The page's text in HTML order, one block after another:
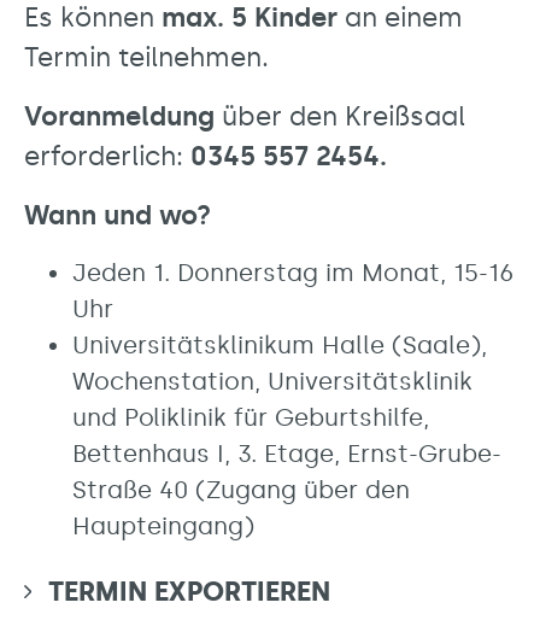
Es können max. 5 Kinder an einem
Termin teilnehmen.
Voranmeldung über den Kreißsaal
erforderlich: 0345 557 2454.
Wann und wo?
Jeden 1. Donnerstag im Monat, 15-16
Uhr
Universitätsklinikum Halle (Saale),
Wochenstation, Universitätsklinik
und Poliklinik für Geburtshilfe,
Bettenhaus I, 3. Etage, Ernst-Grube-
Straße 40 (Zugang über den
Haupteingang)
TERMIN EXPORTIEREN